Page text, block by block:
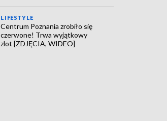
LIFESTYLE
Centrum Poznania zrobiło się
czerwone! Trwa wyjątkowy
zlot [ZDJĘCIA, WIDEO]